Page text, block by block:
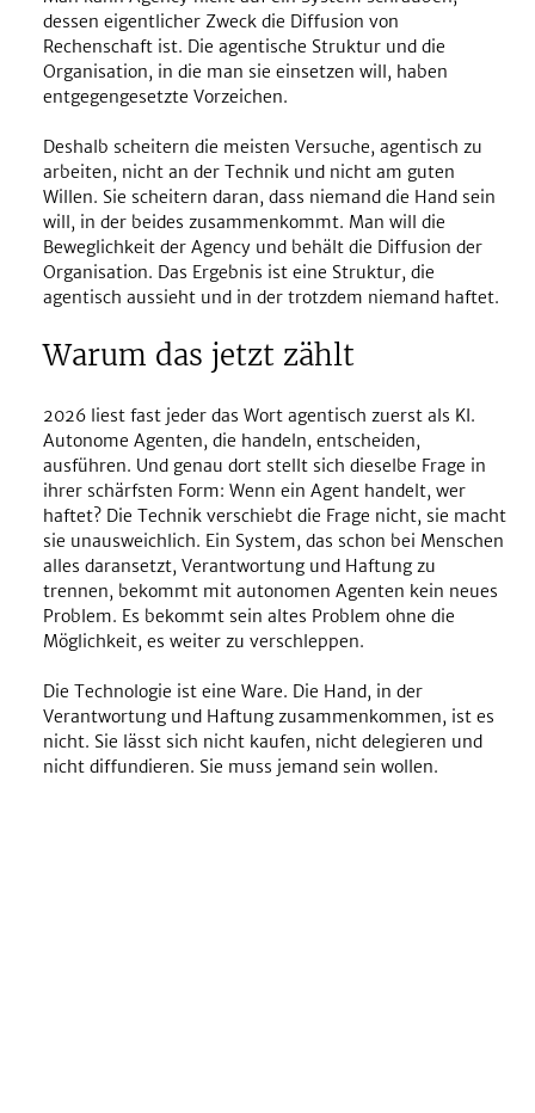
dessen eigentlicher Zweck die Diffusion von
Rechenschaft ist. Die agentische Struktur und die
Organisation, in die man sie einsetzen will, haben
entgegengesetzte Vorzeichen.
Deshalb scheitern die meisten Versuche, agentisch zu
arbeiten, nicht an der Technik und nicht am guten
Willen. Sie scheitern daran, dass niemand die Hand sein
will, in der beides zusammenkommt. Man will die
Beweglichkeit der Agency und behält die Diffusion der
Organisation. Das Ergebnis ist eine Struktur, die
agentisch aussieht und in der trotzdem niemand haftet.
Warum das jetzt zählt
2026 liest fast jeder das Wort agentisch zuerst als KI.
Autonome Agenten, die handeln, entscheiden,
ausführen. Und genau dort stellt sich dieselbe Frage in
ihrer schärfsten Form: Wenn ein Agent handelt, wer
haftet? Die Technik verschiebt die Frage nicht, sie macht
sie unausweichlich. Ein System, das schon bei Menschen
alles daransetzt, Verantwortung und Haftung zu
trennen, bekommt mit autonomen Agenten kein neues
Problem. Es bekommt sein altes Problem ohne die
Möglichkeit, es weiter zu verschleppen.
Die Technologie ist eine Ware. Die Hand, in der
Verantwortung und Haftung zusammenkommen, ist es
nicht. Sie lässt sich nicht kaufen, nicht delegieren und
nicht diffundieren. Sie muss jemand sein wollen.